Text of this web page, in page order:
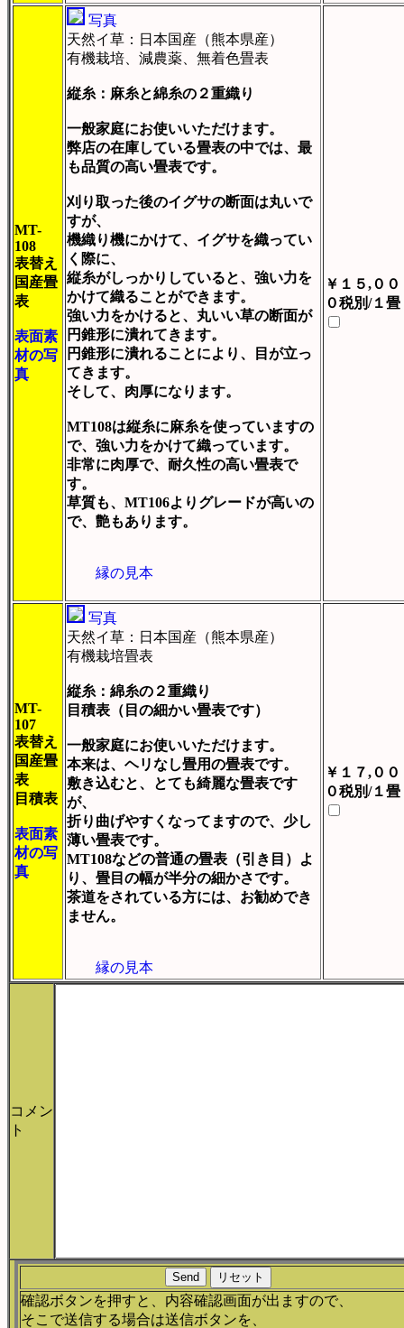
MT-
108
表替え
国産畳
表
表面素
材の写
真
写真
天然イ草：日本国産（熊本県産）
有機栽培、減農薬、無着色畳表
縦糸：麻糸と綿糸の２重織り
一般家庭にお使いいただけます。
弊店の在庫している畳表の中では、最
も品質の高い畳表です。
刈り取った後のイグサの断面は丸いで
すが、
機織り機にかけて、イグサを織ってい
く際に、
縦糸がしっかりしていると、強い力を
かけて織ることができます。
強い力をかけると、丸いい草の断面が
円錐形に潰れてきます。
円錐形に潰れることにより、目が立っ
てきます。
そして、肉厚になります。
MT108は縦糸に麻糸を使っていますの
で、強い力をかけて織っています。
非常に肉厚で、耐久性の高い畳表で
す。
草質も、MT106よりグレードが高いの
で、艶もあります。
縁の見本
￥１５,００
０税別/１畳
MT-
107
表替え
国産畳
表
目積表
表面素
材の写
真
写真
天然イ草：日本国産（熊本県産）
有機栽培畳表
縦糸：綿糸の２重織り
目積表（目の細かい畳表です）
一般家庭にお使いいただけます。
本来は、ヘリなし畳用の畳表です。
敷き込むと、とても綺麗な畳表です
が、
折り曲げやすくなってますので、少し
薄い畳表です。
MT108などの普通の畳表（引き目）よ
り、畳目の幅が半分の細かさです。
茶道をされている方には、お勧めでき
ません。
縁の見本
￥１７,００
０税別/１畳
コメン
ト
確認ボタンを押すと、内容確認画面が出ますので、
そこで送信する場合は送信ボタンを、